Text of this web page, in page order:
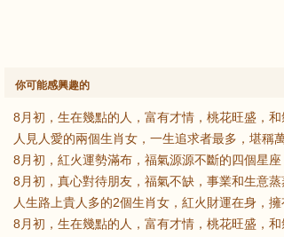
你可能感興趣的
8月初，生在幾點的人，富有才情，桃花旺盛，
人見人愛的兩個生肖女，一生追求者最多，堪稱
8月初，紅火運勢滿布，福氣源源不斷的四個星
8月初，真心對待朋友，福氣不缺，事業和生意
人生路上貴人多的2個生肖女，紅火財運在身，
8月初，生在幾點的人，富有才情，桃花旺盛，